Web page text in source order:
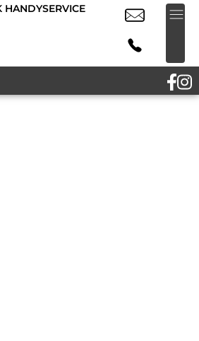
HANDYSERVICE